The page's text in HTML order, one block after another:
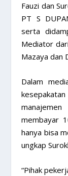
Fauzi dan
PT S
serta
Mediator
Mazaya dan
Dalam
membayar
hanya bisa
ungkap
“Pihak